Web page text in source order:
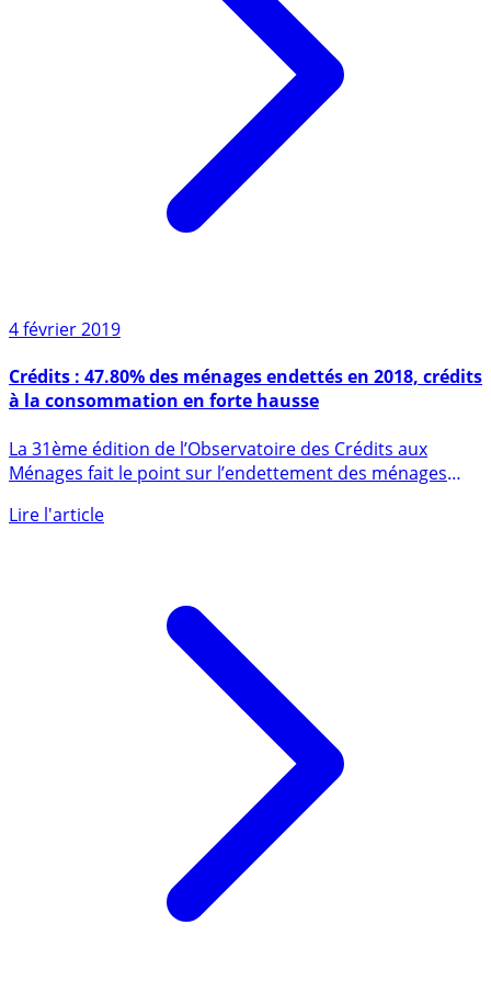
4 février 2019
à la consommation en forte hausse
La 31ème édition de l’Observatoire des Crédits aux
Ménages fait le point sur l’endettement des ménages